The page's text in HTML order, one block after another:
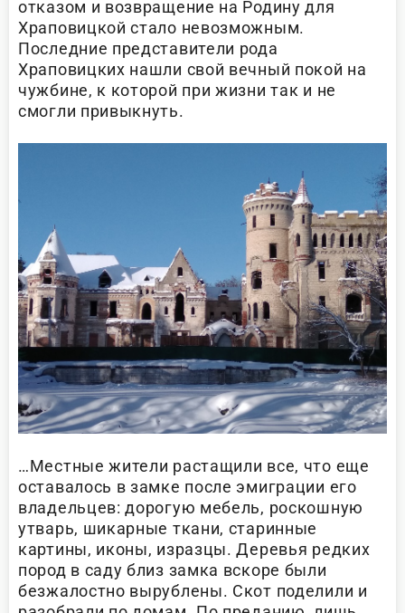
отказом и возвращение на Родину для
Храповицкой стало невозможным.
Последние представители рода
Храповицких нашли свой вечный покой на
чужбине, к которой при жизни так и не
смогли привыкнуть.
…Местные жители растащили все, что еще
оставалось в замке после эмиграции его
владельцев: дорогую мебель, роскошную
утварь, шикарные ткани, старинные
картины, иконы, изразцы. Деревья редких
пород в саду близ замка вскоре были
безжалостно вырублены. Скот поделили и